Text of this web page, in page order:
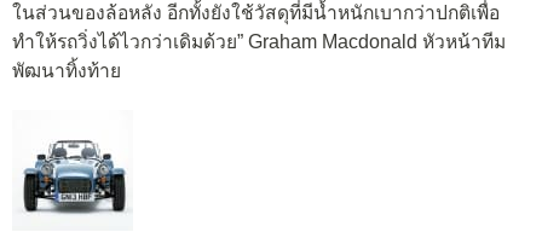
ในส่วนของล้อหลัง อีกทั้งยังใช้วัสดุที่มีน้ำหนักเบากว่าปกติเพื่อ
ทำให้รถวิ่งได้ไวกว่าเดิมด้วย” Graham Macdonald หัวหน้าทีม
พัฒนาทิ้งท้าย